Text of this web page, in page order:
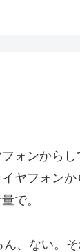
ォンから
ヤフォン
で。
、ない。そ